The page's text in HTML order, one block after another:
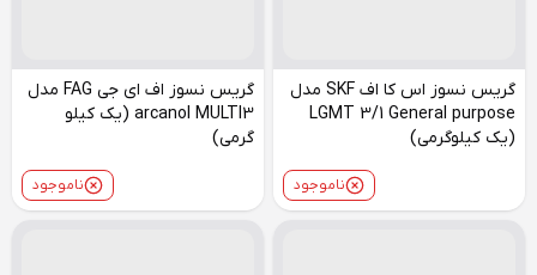
گریس نسوز اس کا اف SKF مدل
LGMT 3/1 General purpose
(یک کیلوگرمی)
ناموجود
گریس نسوز اف ای جی FAG مدل
arcanol MULTI3 (یک کیلو
گرمی)
ناموجود